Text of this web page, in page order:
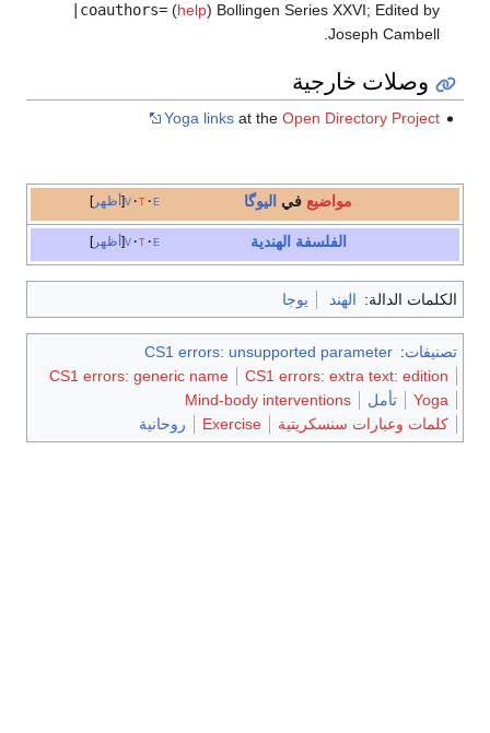
|coauthors=(help) Bollingen Series XXVI; Edited by
Joseph Cambell.
وصلات خارجية
Yoga linksat the Open Directory Project
أظهر v t e مواضيع في اليوگا
أظهر v t e الفلسفة الهندية
الكلمات الدالة: الهند يوجا
تصنيفات:
CS1 errors: unsupported parameter
CS1 errors: extra text: edition
CS1 errors: generic name
Yoga
تأمل
Mind-body interventions
كلمات وعبارات سنسكريتية
Exercise روحانية